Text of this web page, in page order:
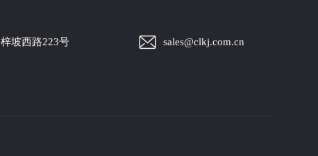
坡西路223号 sales@clkj.com.cn